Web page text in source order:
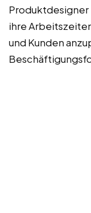
Produktdesigner
ihre
und Kunden